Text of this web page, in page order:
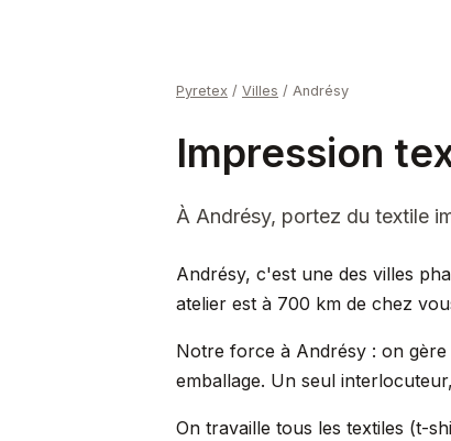
Pyretex / Villes / Andrésy
Impression
À Andrésy, portez du textile
Andrésy, c'est une des villes
atelier est à 700 km de chez
Notre force à Andrésy : on
emballage. Un seul
On travaille tous les textiles (t-